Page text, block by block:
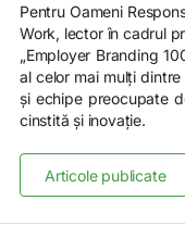
Pentru Oameni
Work, lector în cadrul
„Employer Branding
al celor mai mulți
și echipe preocupate
cinstită și inovație.
Articole publicate